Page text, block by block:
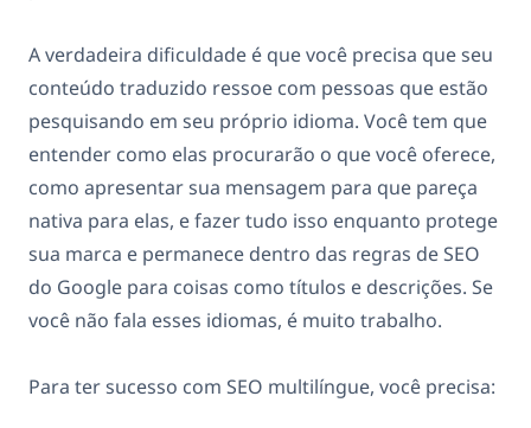
A verdadeira dificuldade é que você precisa que seu
conteúdo traduzido ressoe com pessoas que estão
pesquisando em seu próprio idioma. Você tem que
entender como elas procurarão o que você oferece,
como apresentar sua mensagem para que pareça
nativa para elas, e fazer tudo isso enquanto protege
sua marca e permanece dentro das regras de SEO
do Google para coisas como títulos e descrições. Se
você não fala esses idiomas, é muito trabalho.
Para ter sucesso com SEO multilíngue, você precisa: